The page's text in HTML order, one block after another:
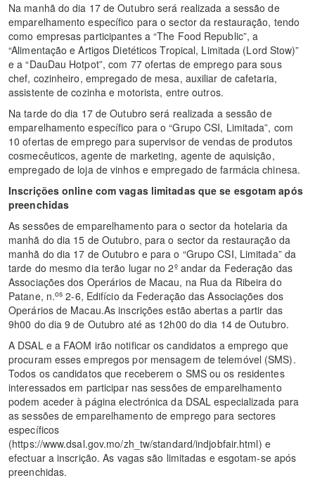
Na manhã do dia 17 de Outubro será realizada a sessão de
emparelhamento específico para o sector da restauração, tendo
como empresas participantes a “The Food Republic”, a
“Alimentação e Artigos Dietéticos Tropical, Limitada (Lord Stow)”
e a “DauDau Hotpot”, com 77 ofertas de emprego para sous
chef, cozinheiro, empregado de mesa, auxiliar de cafetaria,
assistente de cozinha e motorista, entre outros.
Na tarde do dia 17 de Outubro será realizada a sessão de
emparelhamento específico para o “Grupo CSI, Limitada”, com
10 ofertas de emprego para supervisor de vendas de produtos
cosmecêuticos, agente de marketing, agente de aquisição,
empregado de loja de vinhos e empregado de farmácia chinesa.
Inscrições online com vagas limitadas que se esgotam após
preenchidas
As sessões de emparelhamento para o sector da hotelaria da
manhã do dia 15 de Outubro, para o sector da restauração da
manhã do dia 17 de Outubro e para o “Grupo CSI, Limitada” da
tarde do mesmo dia terão lugar no 2º andar da Federação das
Associações dos Operários de Macau, na Rua da Ribeira do
Patane, n.os 2-6, Edifício da Federação das Associações dos
Operários de Macau.As inscrições estão abertas a partir das
9h00 do dia 9 de Outubro até as 12h00 do dia 14 de Outubro.
A DSAL e a FAOM irão notificar os candidatos a emprego que
procuram esses empregos por mensagem de telemóvel (SMS).
Todos os candidatos que receberem o SMS ou os residentes
interessados em participar nas sessões de emparelhamento
podem aceder à página electrónica da DSAL especializada para
as sessões de emparelhamento de emprego para sectores
específicos
(https://www.dsal.gov.mo/zh_tw/standard/indjobfair.html) e
efectuar a inscrição. As vagas são limitadas e esgotam-se após
preenchidas.